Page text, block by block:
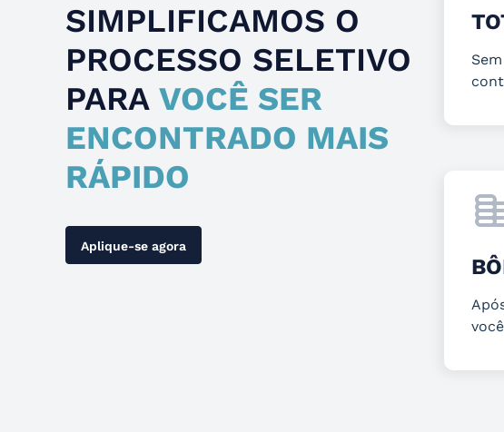
SIMPLIFICAMOS O
PROCESSO SELETIVO
PARA VOCÊ SER
ENCONTRADO MAIS
RÁPIDO
Aplique-se agora